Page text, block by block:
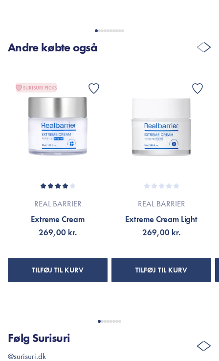
VIS FLERE ANMELDELSER
Andre købte også
SURISURI PICKS
REAL BARRIER
Extreme Cream
269,00 kr.
TILFØJ TIL KURV
REAL BARRIER
Extreme Cream Light
269,00 kr.
TILFØJ TIL KURV
Følg Surisuri
@surisuri.dk